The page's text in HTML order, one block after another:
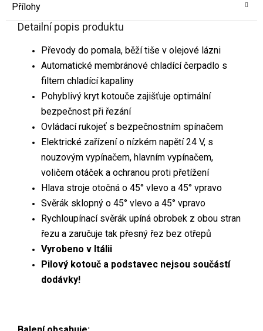
Přílohy
Detailní popis produktu
Převody do pomala, běží tiše v olejové lázni
Automatické membránové chladící čerpadlo s
filtem chladící kapaliny
Pohyblivý kryt kotouče zajišťuje optimální
bezpečnost při řezání
Ovládací rukojeť s bezpečnostním spínačem
Elektrické zařízení o nízkém napětí 24 V, s
nouzovým vypínačem, hlavním vypínačem,
voličem otáček a ochranou proti přetížení
Hlava stroje otočná o 45° vlevo a 45° vpravo
Svěrák sklopný o 45° vlevo a 45° vpravo
Rychloupínací svěrák upíná obrobek z obou stran
řezu a zaručuje tak přesný řez bez otřepů
Vyrobeno v Itálii
Pilový kotouč a podstavec nejsou součástí
dodávky!